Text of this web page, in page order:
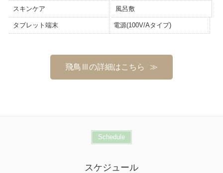
スキンケア 風呂敷
タブレット端末 電源(100V/Aタイプ)
飛鳥Ⅲの詳細はこちら
Schedule
スケジュール